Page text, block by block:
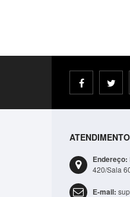
ATENDIMENTO
Endereço:
420/Sala
E-mail: